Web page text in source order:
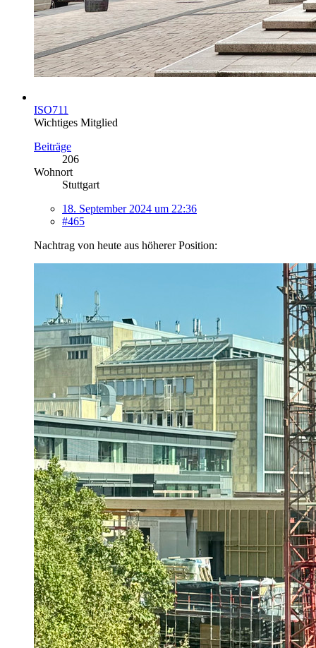
ISO711
Wichtiges Mitglied
Beiträge
206
Wohnort
Stuttgart
18. September 2024 um 22:36
#465
Nachtrag von heute aus höherer Position: